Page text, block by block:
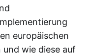
europäischen
wie diese auf